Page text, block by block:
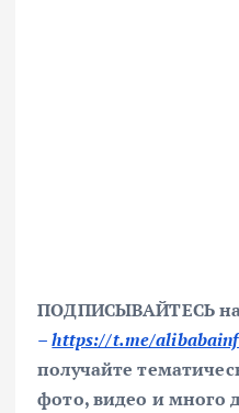
ПОДПИСЫВАЙТЕСЬ
–https://t.me/
получайте
фото, видео и много